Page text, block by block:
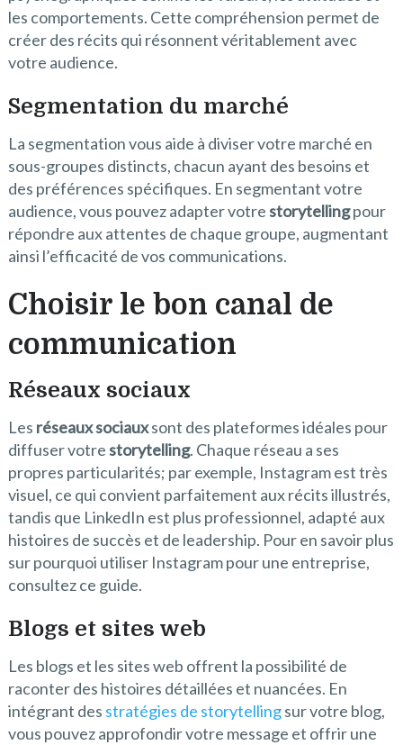
les comportements. Cette compréhension permet de
créer des récits qui résonnent véritablement avec
votre audience.
Segmentation du marché
La segmentation vous aide à diviser votre marché en
sous-groupes distincts, chacun ayant des besoins et
des préférences spécifiques. En segmentant votre
audience, vous pouvez adapter votrestorytellingpour
répondre aux attentes de chaque groupe, augmentant
ainsi l’efficacité de vos communications.
Choisir le bon canal de
communication
Réseaux sociaux
Les réseaux sociauxsont des plateformes idéales pour
diffuser votrestorytelling. Chaque réseau a ses
propres particularités; par exemple, Instagram est très
visuel, ce qui convient parfaitement aux récits illustrés,
tandis que LinkedIn est plus professionnel, adapté aux
histoires de succès et de leadership. Pour en savoir plus
sur pourquoi utiliser Instagram pour une entreprise,
consultez ce guide.
Blogs et sites web
Les blogs et les sites web offrent la possibilité de
raconter des histoires détaillées et nuancées. En
intégrant des stratégies de storytellingsur votre blog,
vous pouvez approfondir votre message et offrir une